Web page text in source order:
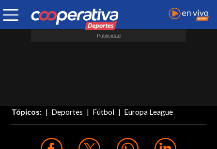
Tópicos: Deportes Fútbol Europa League